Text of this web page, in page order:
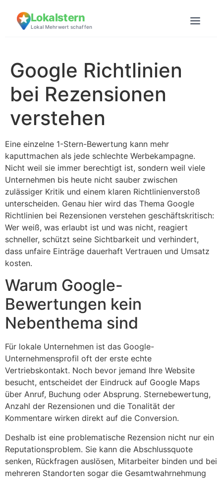
Lokalstern
Lokal Mehrwert schaffen
+49 1515 6913786
anfrage@lokal-stern.de
Google Richtlinien
bei Rezensionen
verstehen
Eine einzelne 1-Stern-Bewertung kann mehr
kaputtmachen als jede schlechte Werbekampagne.
Nicht weil sie immer berechtigt ist, sondern weil viele
Unternehmen bis heute nicht sauber zwischen
zulässiger Kritik und einem klaren Richtlinienverstoß
unterscheiden. Genau hier wird das Thema Google
Richtlinien bei Rezensionen verstehen geschäftskritisch:
Wer weiß, was erlaubt ist und was nicht, reagiert
schneller, schützt seine Sichtbarkeit und verhindert,
dass unfaire Einträge dauerhaft Vertrauen und Umsatz
kosten.
Warum Google-
Bewertungen kein
Nebenthema sind
Für lokale Unternehmen ist das Google-
Unternehmensprofil oft der erste echte
Vertriebskontakt. Noch bevor jemand Ihre Website
besucht, entscheidet der Eindruck auf Google Maps
über Anruf, Buchung oder Absprung. Sternebewertung,
Anzahl der Rezensionen und die Tonalität der
Kommentare wirken direkt auf die Conversion.
Deshalb ist eine problematische Rezension nicht nur ein
Reputationsproblem. Sie kann die Abschlussquote
senken, Rückfragen auslösen, Mitarbeiter binden und bei
mehreren Standorten sogar die Gesamtwahrnehmung